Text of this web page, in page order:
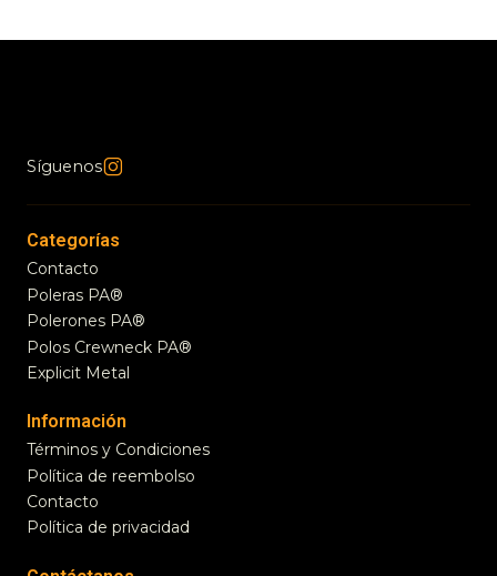
Síguenos
Categorías
Contacto
Poleras PA®
Polerones PA®
Polos Crewneck PA®
Explicit Metal
Información
Términos y Condiciones
Política de reembolso
Contacto
Política de privacidad